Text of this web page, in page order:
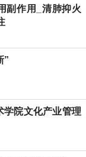
副作用_清肺抑火
”
学院文化产业管理